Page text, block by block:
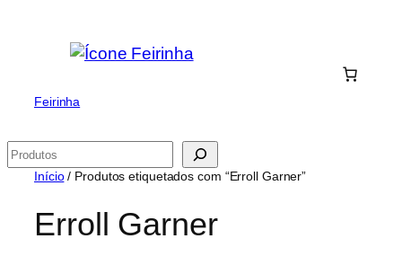
Feirinha
Pesquisar
Início/ Produtos etiquetados com “Erroll Garner”
Erroll Garner